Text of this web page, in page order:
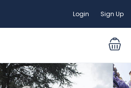
Login Sign Up